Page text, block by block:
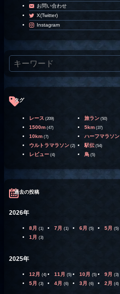
お問い合わせ
X(Twitter)
Instagram
タグ
レース (209) 旅ラン (50)
1500m (47) 5km (37)
10km (7) ハーフマラソン
ウルトラマラソン (2) 駅伝 (54)
レビュー (4) 鳥 (5)
過去の投稿
2026年
8月 (1) 7月 (1) 6月 (5) 5月 (5)
1月 (3)
2025年
12月 (4) 11月 (5) 10月 (5) 9月 (3)
5月 (3) 4月 (6) 3月 (6) 2月 (4)